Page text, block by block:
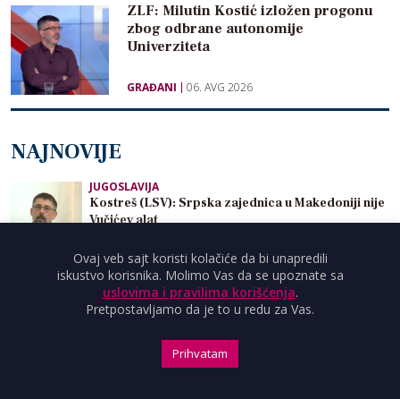
ZLF: Milutin Kostić izložen progonu
zbog odbrane autonomije
Univerziteta
GRAĐANI 06. AVG 2026
NAJNOVIJE
JUGOSLAVIJA
Kostreš (LSV): Srpska zajednica u Makedoniji nije
Vučićev alat
INFO
Milivojević: Studentska lista ima podršku većine
građana, Vučić je toga svestan
Ovaj veb sajt koristi kolačiće da bi unapredili
iskustvo korisnika. Molimo Vas da se upoznate sa
uslovima i pravilima korišćenja.
Pretpostavljamo da je to u redu za Vas.
Prihvatam